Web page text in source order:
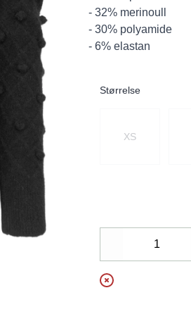
- 32% merinoull
- 30% polyamide
- 6% elastan
Størrelse
XS
Decrease